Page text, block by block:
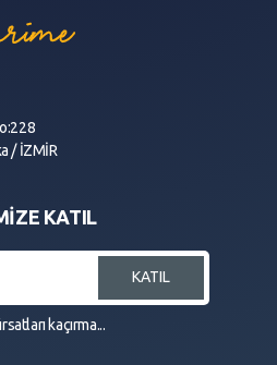
/ İZMİR
KATIL
KATIL
kaçırma...